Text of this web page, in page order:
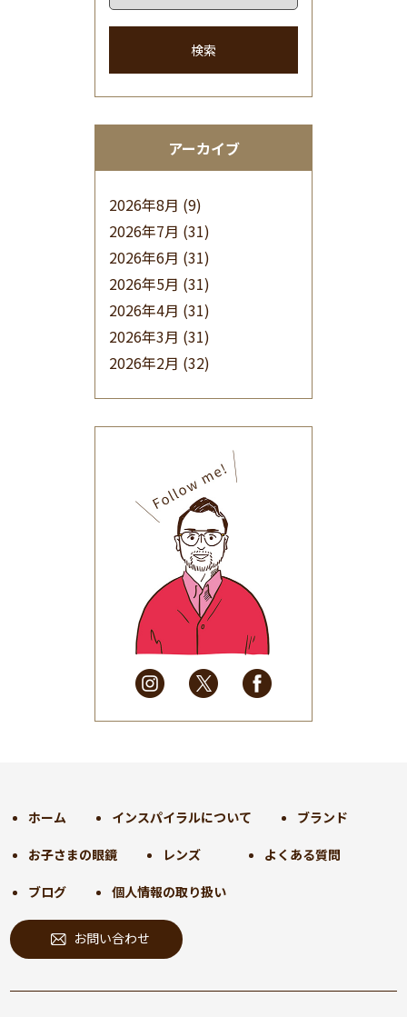
検索
アーカイブ
2026年8月 (9)
2026年7月 (31)
2026年6月 (31)
2026年5月 (31)
2026年4月 (31)
2026年3月 (31)
2026年2月 (32)
(32)
2025年9月(30)
2025年8月(31)
2025年7月(37)
2025年6月(48)
2025年5月
(41)
2025年4月
(32)
2025年3月(31)
2025年2月
(28)
2025年1月
(34)
2024年9月(30)
2024年7月(31)
2024年6月(30)
2024年5月
2024年4月 (32)
2024年2月(31)
ホーム インスパイラルについて ブランド
お子さまの眼鏡 レンズ よくある質問
ブログ 個人情報の取り扱い
お問い合わせ